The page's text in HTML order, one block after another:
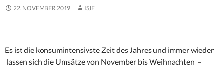
22. NOVEMBER 2019 ISJE
Es ist die konsumintensivste Zeit des Jahres und immer wieder
lassen sich die Umsätze von November bis Weihnachten –